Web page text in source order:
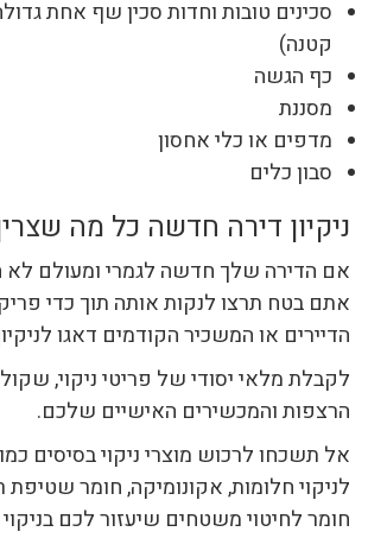
סכינים טובות וחדות סכין שף אחת
קטנה)
כף הגשה
מסננת
מדפים או כלי אחסון
סבון כלים
ניקיון דירה חדשה כל מה
אם הדירה שלך חדשה לגמרי ומעולם לא
אתם בטח תרצו לנקות אותה תוך כדי
הדיירים או המשכיר הקודמים דאגו
לקבלת מלאי יסודי של פריטי ניקוי,
הרצפות והמכשירים האישיים שלכם.
אל תשכחו לרכוש מוצרי ניקוי בסיסים
לניקוי חלומות, אקונומיקה, חומר שטיפת
חומר לחיטוי משטחים שיעזור לכם